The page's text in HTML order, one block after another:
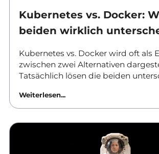
Kubernetes vs. Docker:
beiden wirklich
Kubernetes vs. Docker wird oft als
zwischen zwei Alternativen
Tatsächlich lösen die beiden
gemeinsam eingesetzt. Dieser
ein, was Docker leistet, wo
und ab wann sich der Aufwand
vollwertigen Orchestrierung
Weiterlesen...